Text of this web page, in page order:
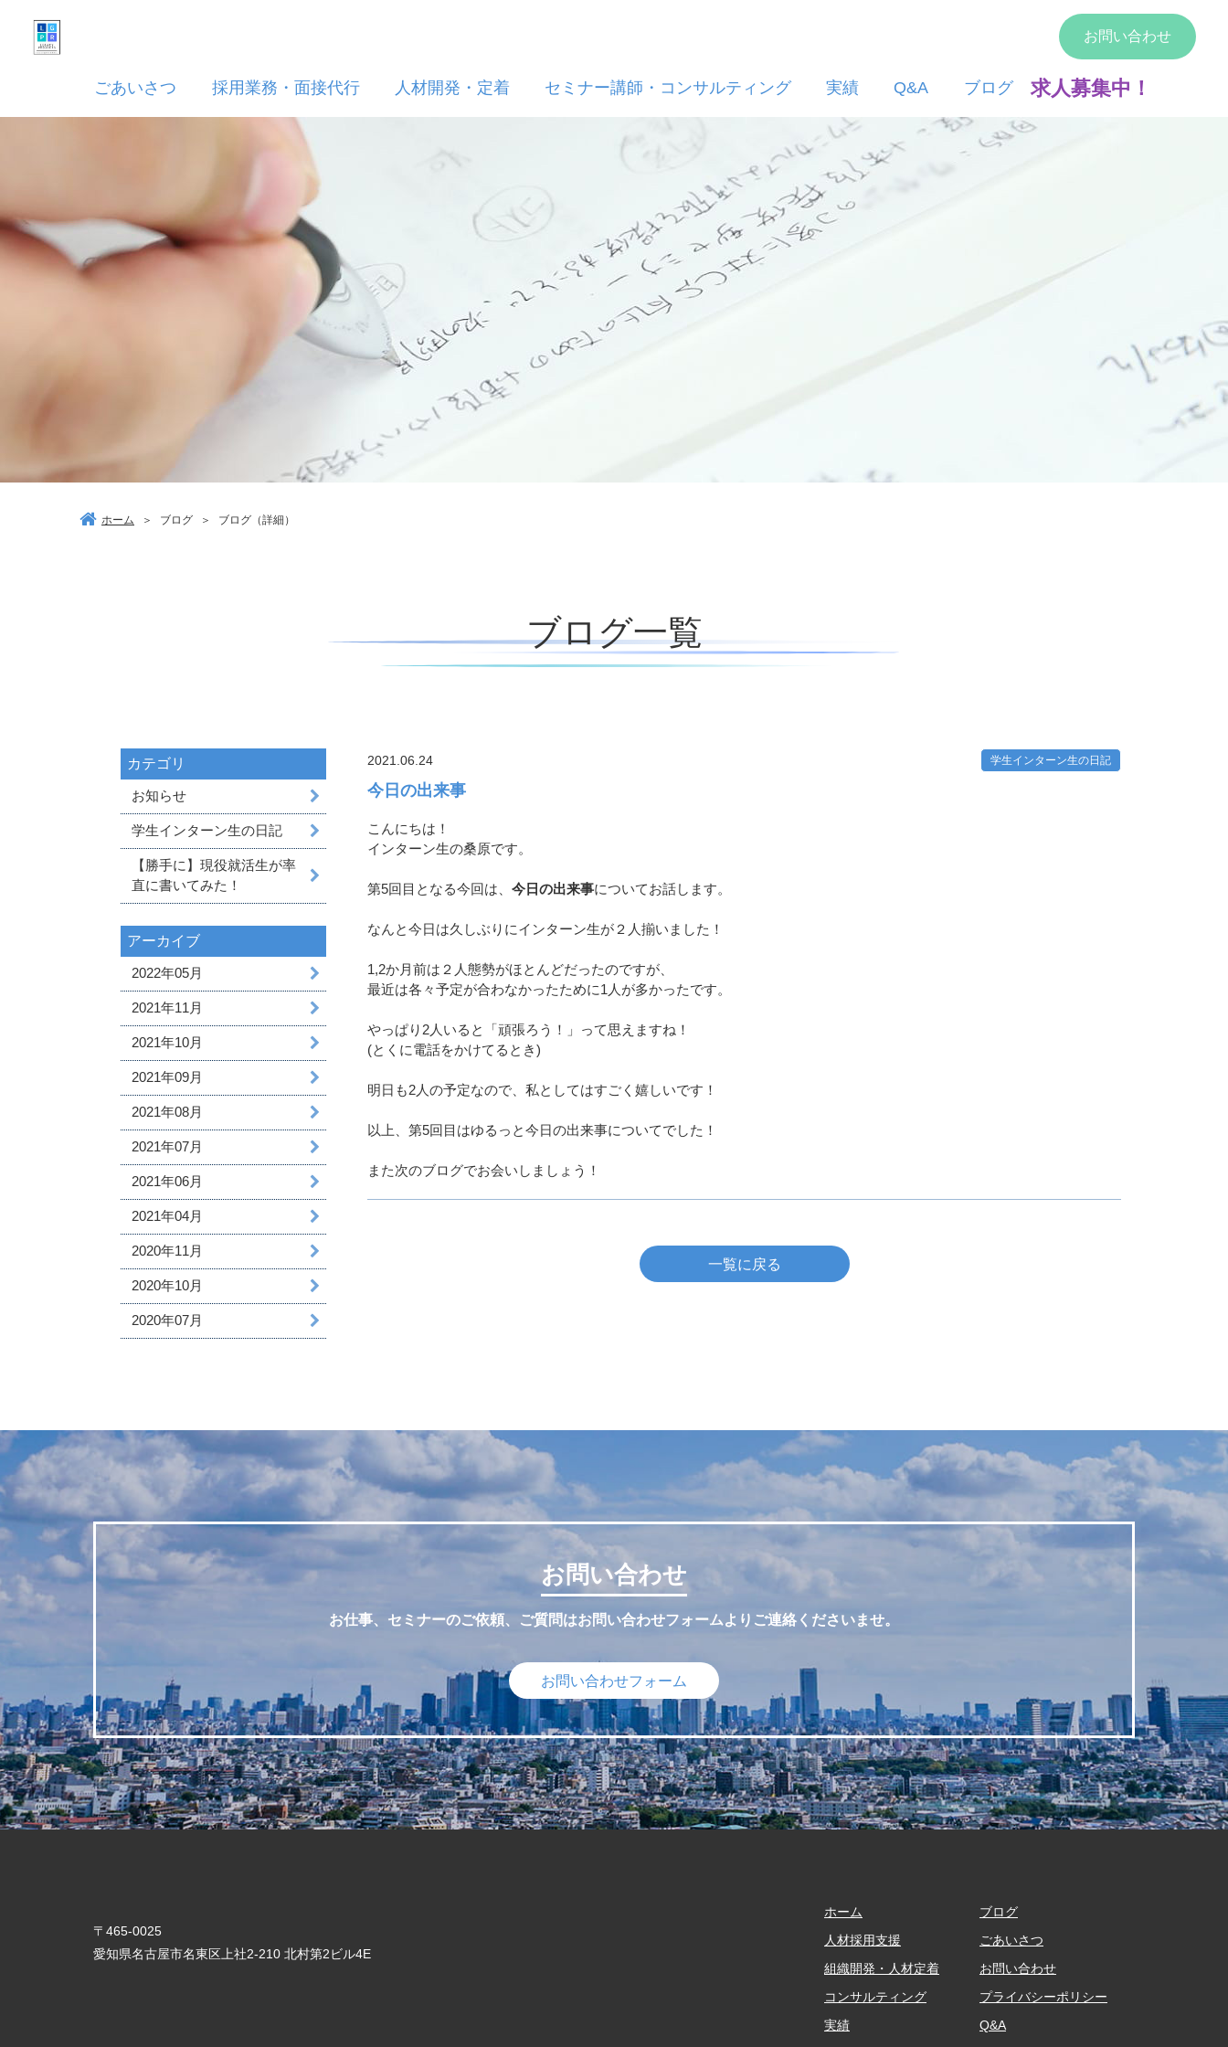
ごあいさつ 採用業務・面接代行 人材開発・定着 セミナー講師・コンサルティング 実績 Q&A ブログ 求人募集中！
お問い合わせ
ホーム ＞ ブログ ＞ ブログ（詳細）
ブログ一覧
カテゴリ
お知らせ
学生インターン生の日記
【勝手に】現役就活生が率
直に書いてみた！
アーカイブ
2022年05月
2021年11月
2021年10月
2021年09月
2021年08月
2021年07月
2021年06月
2021年04月
2020年11月
2020年10月
2020年07月
2021.06.24 学生インターン生の日記
今日の出来事
こんにちは！
インターン生の桑原です。
第5回目となる今回は、 今日の出来事についてお話します。
なんと今日は久しぶりにインターン生が２人揃いました！
1,2か月前は２人態勢がほとんどだったのですが、
最近は各々予定が合わなかったために1人が多かったです。
やっぱり2人いると「頑張ろう！」って思えますね！
(とくに電話をかけてるとき)
明日も2人の予定なので、私としてはすごく嬉しいです！
以上、第5回目はゆるっと今日の出来事についてでした！
また次のブログでお会いしましょう！
一覧に戻る
お問い合わせ
お仕事、セミナーのご依頼、ご質問はお問い合わせフォームよりご連絡くださいませ。
お問い合わせフォーム
〒465-0025
愛知県名古屋市名東区上社2-210 北村第2ビル4E
ホーム​​​​​​​
ブログ
人材採用支援
ごあいさつ
組織開発・人材定着
お問い合わせ
コンサルティング
プライバシーポリシー
実績
Q&A​​​​​